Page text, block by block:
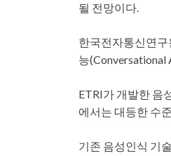
될 전망이다.
한국전자통신연구
능(Conversational
ETRI가 개발한 음
에서는 대등한 수
기존 음성인식 기